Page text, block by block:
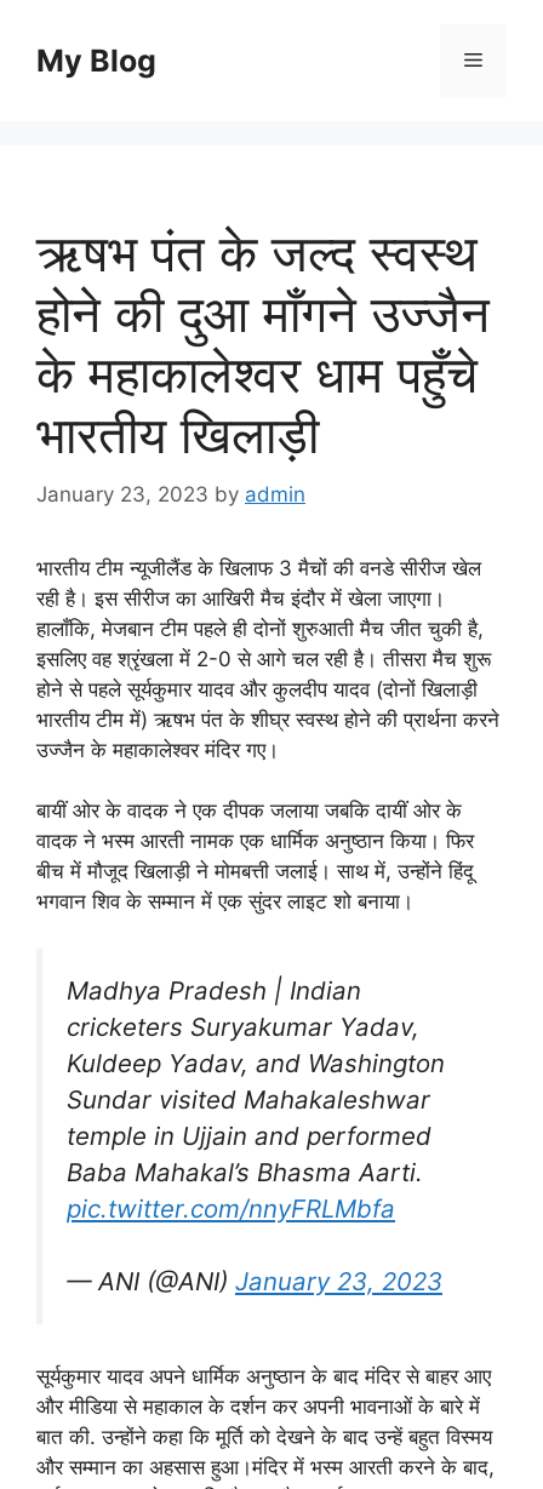
contentMy Blog Menu
ऋषभ पंत के जल्द स्वस्थ
होने की दुआ माँगने उज्जैन
के महाकालेश्वर धाम पहुँचे
भारतीय खिलाड़ी
January 23, 2023 by admin
भारतीय टीम न्यूजीलैंड के खिलाफ 3 मैचों की वनडे सीरीज खेल
रही है। इस सीरीज का आखिरी मैच इंदौर में खेला जाएगा।
हालाँकि, मेजबान टीम पहले ही दोनों शुरुआती मैच जीत चुकी है,
इसलिए वह श्रृंखला में 2-0 से आगे चल रही है। तीसरा मैच शुरू
होने से पहले सूर्यकुमार यादव और कुलदीप यादव (दोनों खिलाड़ी
भारतीय टीम में) ऋषभ पंत के शीघ्र स्वस्थ होने की प्रार्थना करने
उज्जैन के महाकालेश्वर मंदिर गए।
बायीं ओर के वादक ने एक दीपक जलाया जबकि दायीं ओर के
वादक ने भस्म आरती नामक एक धार्मिक अनुष्ठान किया। फिर
बीच में मौजूद खिलाड़ी ने मोमबत्ती जलाई। साथ में, उन्होंने हिंदू
भगवान शिव के सम्मान में एक सुंदर लाइट शो बनाया।
Madhya Pradesh | Indian
cricketers Suryakumar Yadav,
Kuldeep Yadav, and Washington
Sundar visited Mahakaleshwar
temple in Ujjain and performed
Baba Mahakal’s Bhasma Aarti.
pic.twitter.com/nnyFRLMbfa
— ANI (@ANI) January 23, 2023
सूर्यकुमार यादव अपने धार्मिक अनुष्ठान के बाद मंदिर से बाहर आए
और मीडिया से महाकाल के दर्शन कर अपनी भावनाओं के बारे में
बात की. उन्होंने कहा कि मूर्ति को देखने के बाद उन्हें बहुत विस्मय
और सम्मान का अहसास हुआ।मंदिर में भस्म आरती करने के बाद,